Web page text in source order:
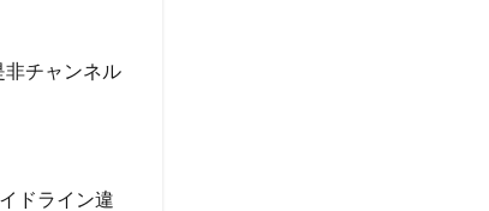
非チャンネル
ドライン違